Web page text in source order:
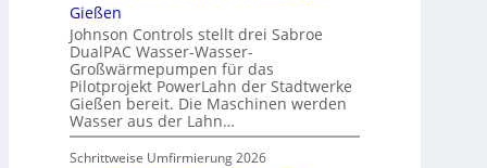
Gießen
Johnson Controls stellt drei Sabroe
DualPAC Wasser-Wasser-
Großwärmepumpen für das
Pilotprojekt PowerLahn der Stadtwerke
Gießen bereit. Die Maschinen werden
Wasser aus der Lahn…
Schrittweise Umfirmierung 2026